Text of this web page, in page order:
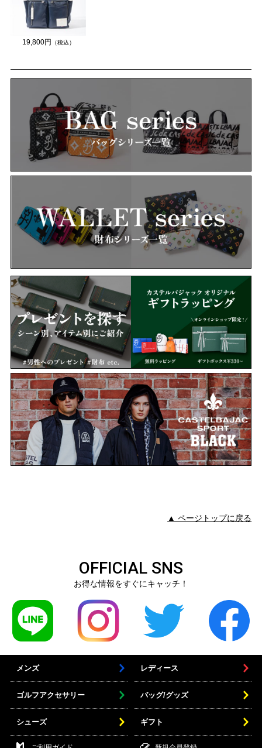
19,800円 （税込）
▲ ページトップに戻る
OFFICIAL SNS
お得な情報をすぐにキャッチ！
メンズ レディース
ゴルフアクセサリー バッグ/グッズ
シューズ ギフト